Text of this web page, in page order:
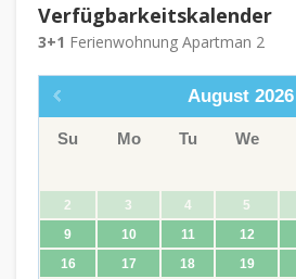
Verfügbarkeitskalender
3+1 Ferienwohnung Apartman 2
August 2026
Su Mo Tu We
2
3 4 5
9
10 11 12
16
17 18 19